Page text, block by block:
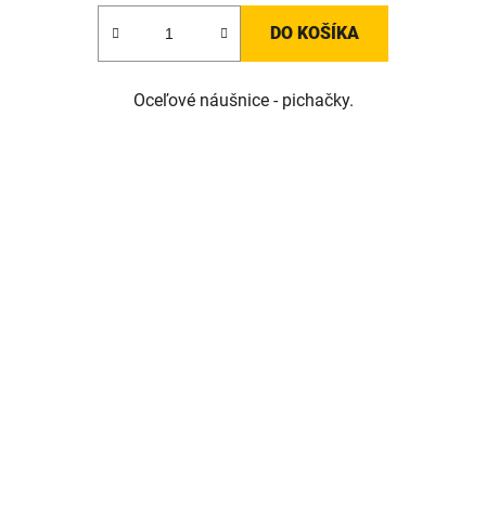
DO KOŠÍKA
Oceľové náušnice - pichačky.